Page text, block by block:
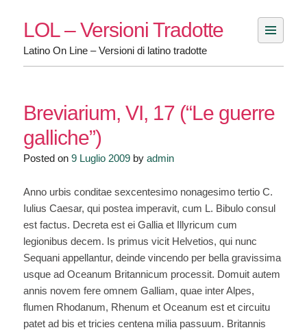
content
LOL – Versioni Tradotte
Latino On Line – Versioni di latino tradotte
Breviarium, VI, 17 (“Le guerre
galliche”)
Posted on 9 Luglio 2009by admin
Anno urbis conditae sexcentesimo nonagesimo tertio C.
Iulius Caesar, qui postea imperavit, cum L. Bibulo consul
est factus. Decreta est ei Gallia et Illyricum cum
legionibus decem. Is primus vicit Helvetios, qui nunc
Sequani appellantur, deinde vincendo per bella gravissima
usque ad Oceanum Britannicum processit. Domuit autem
annis novem fere omnem Galliam, quae inter Alpes,
flumen Rhodanum, Rhenum et Oceanum est et circuitu
patet ad bis et tricies centena milia passuum. Britannis